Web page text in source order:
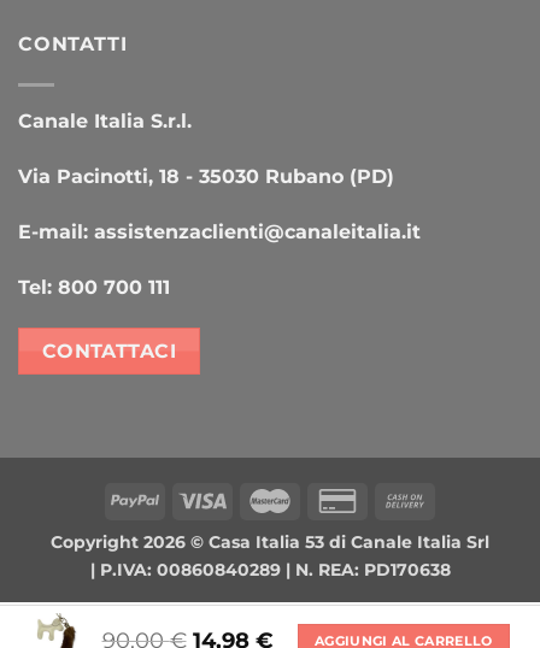
CONTATTI
Canale Italia S.r.l.
Via Pacinotti, 18 - 35030 Rubano (PD)
E-mail: assistenzaclienti@canaleitalia.it
Tel: 800 700 111
CONTATTACI
PayPal Visa MasterCardCredit
2
Delivery
Copyright 2026 © Casa Italia 53 di Canale Italia Srl
| P.IVA: 00860840289 | N. REA: PD170638
90,00€ 14,98 € AGGIUNGI AL CARRELLO